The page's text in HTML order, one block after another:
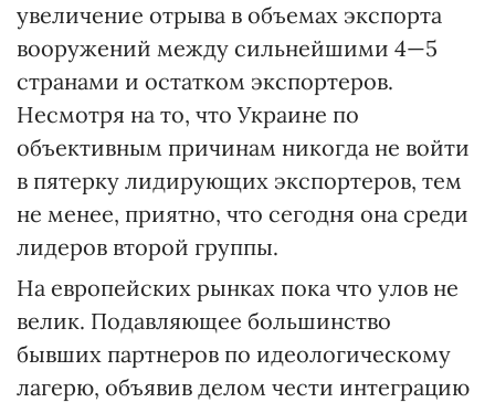
увеличение отрыва в объемах экспорта
вооружений между сильнейшими 4—5
странами и остатком экспортеров.
Несмотря на то, что Украине по
объективным причинам никогда не войти
в пятерку лидирующих экспортеров, тем
не менее, приятно, что сегодня она среди
лидеров второй группы.
На европейских рынках пока что улов не
велик. Подавляющее большинство
бывших партнеров по идеологическому
лагерю, объявив делом чести интеграцию